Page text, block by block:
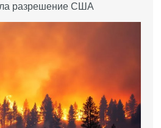
разрешение США